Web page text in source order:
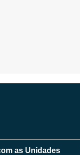
as Unidades